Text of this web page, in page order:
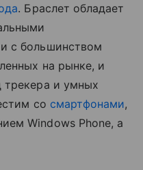
. Браслет обладает
с большинством
на рынке, и
трекера и умных
со смартфонами,
Windows Phone, а